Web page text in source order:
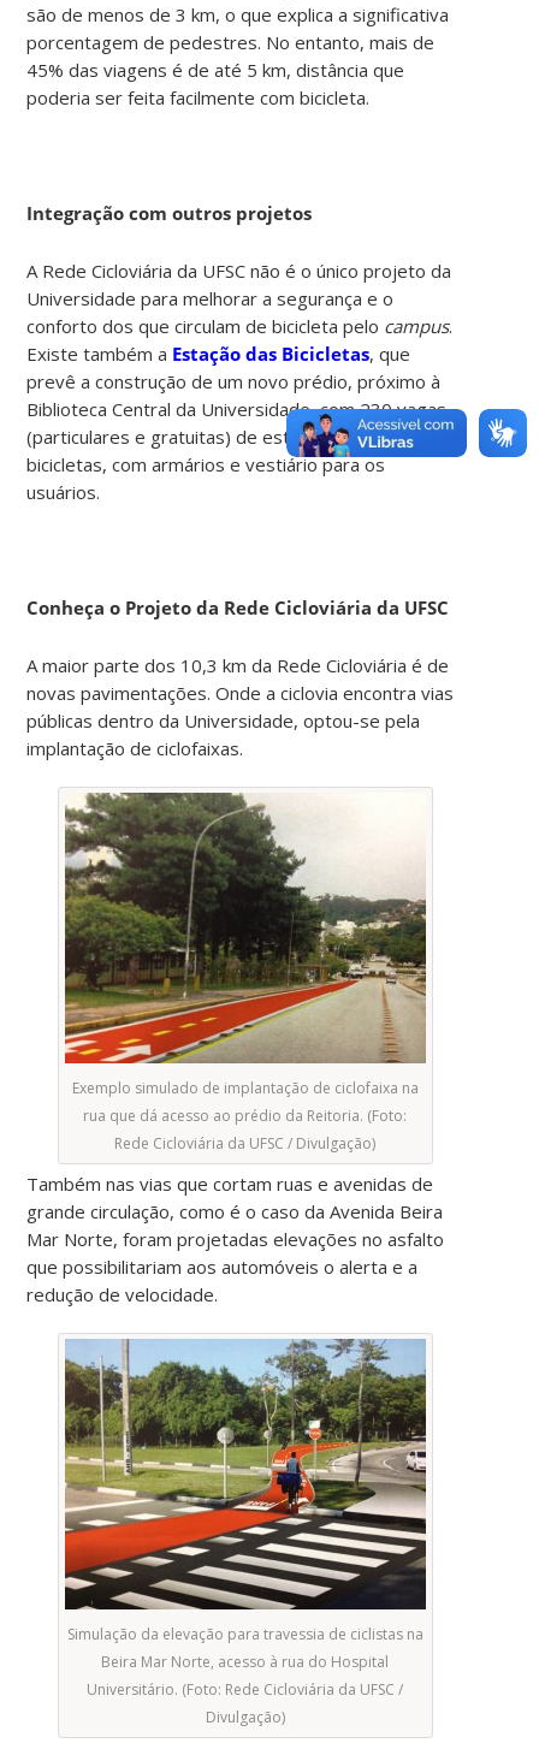
são de menos de 3 km, o que explica a significativa
porcentagem de pedestres. No entanto, mais de
45% das viagens é de até 5 km, distância que
poderia ser feita facilmente com bicicleta.
Integração com outros projetos
A Rede Cicloviária da UFSC não é o único projeto da
Universidade para melhorar a segurança e o
conforto dos que circulam de bicicleta pelo campus.
Existe também a Estação das Bicicletas, que
prevê a construção de um novo prédio, próximo à
Biblioteca Central da Universidade, com 230 vagas
(particulares e gratuitas) de estacionamento para
bicicletas, com armários e vestiário para os
usuários.
Conheça o Projeto da Rede Cicloviária da UFSC
A maior parte dos 10,3 km da Rede Cicloviária é de
novas pavimentações. Onde a ciclovia encontra vias
públicas dentro da Universidade, optou-se pela
implantação de ciclofaixas.
Exemplo simulado de implantação de ciclofaixa na
rua que dá acesso ao prédio da Reitoria. (Foto:
Rede Cicloviária da UFSC / Divulgação)
Também nas vias que cortam ruas e avenidas de
grande circulação, como é o caso da Avenida Beira
Mar Norte, foram projetadas elevações no asfalto
que possibilitariam aos automóveis o alerta e a
redução de velocidade.
Simulação da elevação para travessia de ciclistas na
Beira Mar Norte, acesso à rua do Hospital
Universitário. (Foto: Rede Cicloviária da UFSC /
Divulgação)